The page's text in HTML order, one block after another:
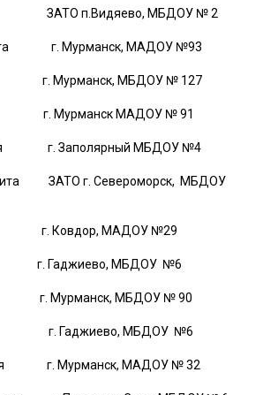
ЗАТО п.Видяево, МБДОУ № 2
г. Мурманск, МАДОУ №93
г. Мурманск, МБДОУ № 127
г. Мурманск МАДОУ № 91
г. Заполярный МБДОУ №4
ЗАТО г. Североморск, МБДОУ
г. Ковдор, МАДОУ №29
г. Гаджиево, МБДОУ №6
г. Мурманск, МБДОУ № 90
г. Гаджиево, МБДОУ №6
г. Мурманск, МАДОУ № 32